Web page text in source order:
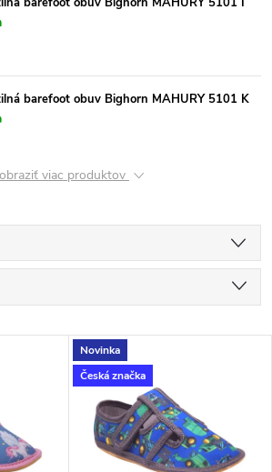
barefoot obuv Bighorn MAHURY 5101 K
viac produktov
Novinka
Česká značka